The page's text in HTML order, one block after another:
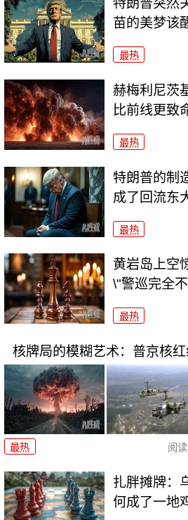
特朗普突然
苗的美梦该
最热
赫梅利尼茨
比前线更致
最热
特朗普的制
成了回流东
最热
黄岩岛上空
\"警巡完全
最热
核牌局的模糊艺术：普京核红
最热 阅读
扎胖摊牌：
何成了一地